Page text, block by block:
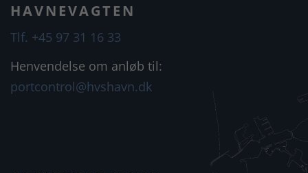
HAVNEVAGTEN
Tlf. +45 97 31 16 33
Henvendelse om anløb til:
portcontrol@hvshavn.dk